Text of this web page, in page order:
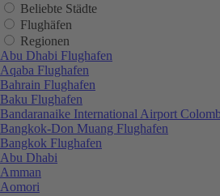
Beliebte Städte
Flughäfen
Regionen
Abu Dhabi Flughafen
Aqaba Flughafen
Bahrain Flughafen
Baku Flughafen
Bandaranaike International Airport
Bangkok-Don Muang Flughafen
Bangkok Flughafen
Abu Dhabi
Amman
Aomori